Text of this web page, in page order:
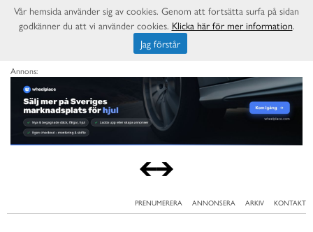
Annons:
PRENUMERERA ANNONSERA ARKIV KONTAKT
Vår hemsida använder sig av cookies. Genom att fortsätta surfa på sidan
godkänner du att vi använder cookies. Klicka här för mer information.
Jag förstår